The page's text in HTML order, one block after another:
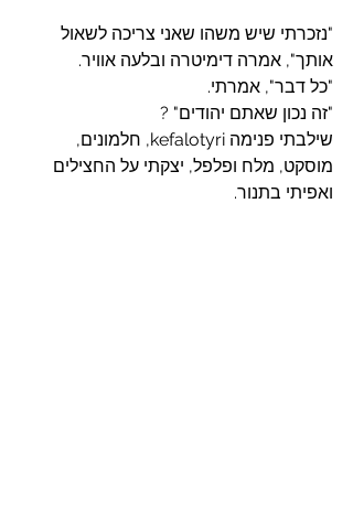
"נזכרתי שיש משהו שאני צריכה לשאול
אותך", אמרה דימיטרה ובלעה אוויר.
"כל דבר", אמרתי.
"זה נכון שאתם יהודים" ?
שילבתי פנימה kefalotyri, חלמונים,
מוסקט, מלח ופלפל, יצקתי על החצילים
ואפיתי בתנור.